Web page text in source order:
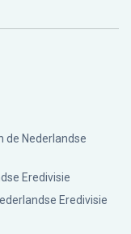
de Nederlandse
Eredivisie
Eredivisie